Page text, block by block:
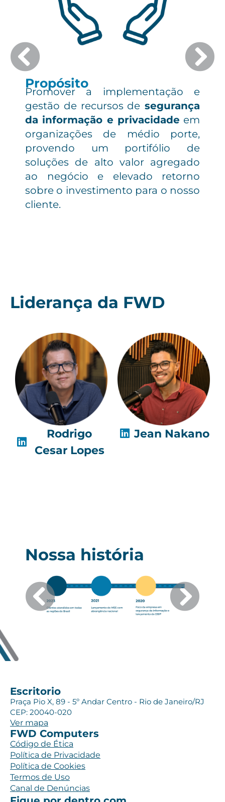
Propósito
Promover a implementação e
gestão de recursos de segurança
da informação e privacidade em
organizações de médio porte,
provendo um portifólio de
soluções de alto valor agregado
ao negócio e elevado retorno
sobre o investimento para o nosso
cliente.
Liderança da FWD
Rodrigo
Cesar Lopes
Jean Nakano
Nossa história
Escritorio
Praça Pio X, 89 - 5º Andar Centro - Rio de Janeiro/RJ
CEP: 20040-020
Ver mapa
FWD Computers
Código de Ética
Política de Privacidade
Política de Cookies
Termos de Uso
Canal de Denúncias